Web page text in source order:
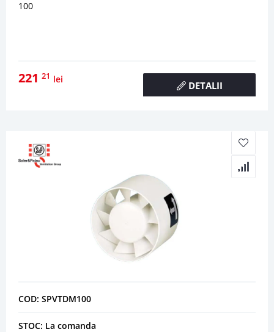
100
221 21 lei
DETALII
COD: SPVTDM100
STOC: La comanda